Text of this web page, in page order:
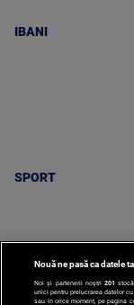
IBANI
SPORT
Nouă ne pasă ca datele
Noi și partenerii noștri 201
unici pentru prelucrarea datelor
sau în orice moment, pe pagina